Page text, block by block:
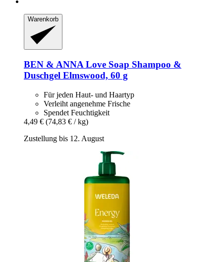
Warenkorb
BEN & ANNALove Soap Shampoo &
Duschgel Elmswood, 60 g
Für jeden Haut- und Haartyp
Verleiht angenehme Frische
Spendet Feuchtigkeit
4,49 € (74,83 € / kg)
Zustellung bis 12. August